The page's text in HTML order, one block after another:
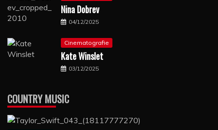
Nina Dobrev
04/12/2025
Cinematografie
Kate Winslet
03/12/2025
COUNTRY MUSIC